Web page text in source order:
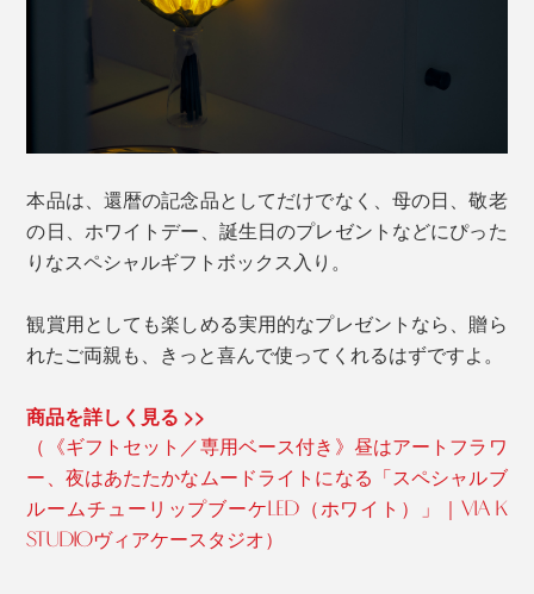
本品は、還暦の記念品としてだけでなく、母の日、敬老
の日、ホワイトデー、誕生日のプレゼントなどにぴった
りなスペシャルギフトボックス入り。
観賞用としても楽しめる実用的なプレゼントなら、贈ら
れたご両親も、きっと喜んで使ってくれるはずですよ。
商品を詳しく見る >>
（《ギフトセット／専用ベース付き》昼はアートフラワ
ー、夜はあたたかなムードライトになる「スペシャルブ
ルームチューリップブーケLED（ホワイト）」｜VIA K
STUDIOヴィアケースタジオ）